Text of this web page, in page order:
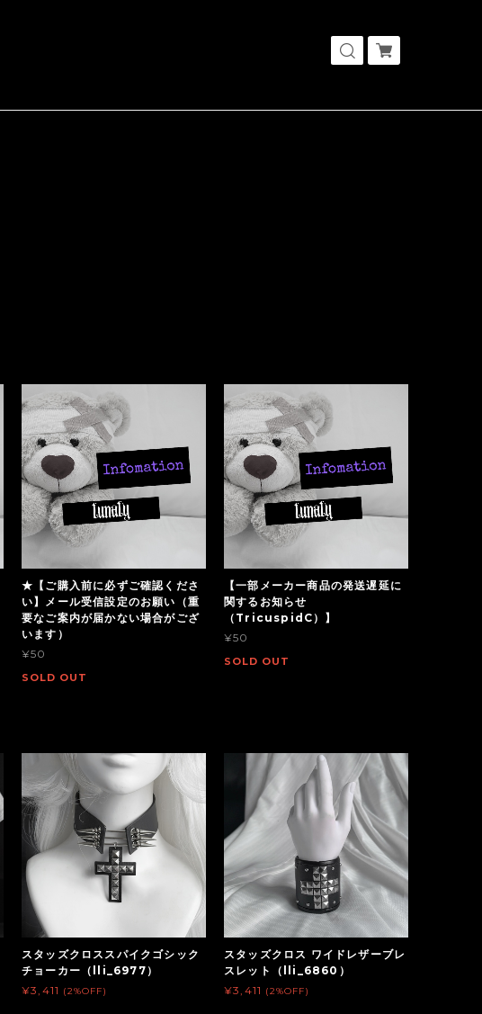
★【ご購入前に必ずご確認くださ
い】メール受信設定のお願い（重
要なご案内が届かない場合がござ
います）
¥50
SOLD OUT
【一部メーカー商品の発送遅延に
関するお知らせ
（TricuspidC）】
¥50
SOLD OUT
スタッズクロススパイクゴシック
チョーカー（lli_6977）
¥3,411 (2%OFF)
スタッズクロス ワイドレザーブレ
スレット（lli_6860）
¥3,411 (2%OFF)